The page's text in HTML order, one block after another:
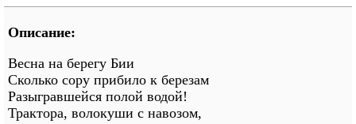
Описание:
Весна на берегу Бии
Сколько сору прибило к березам
Разыгравшейся полой водой!
Трактора, волокуши с навозом,